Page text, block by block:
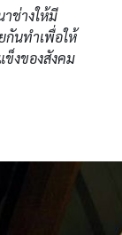
ช่างให้มี
กันทำเพื่อให้
ข็งของสังคม